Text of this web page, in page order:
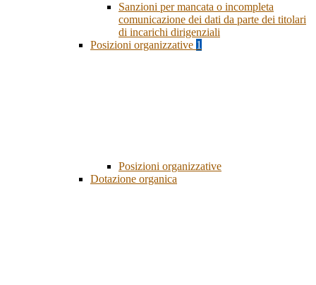
Sanzioni per mancata o incompleta
comunicazione dei dati da parte dei titolari
di incarichi dirigenziali
Posizioni organizzative 1
Posizioni organizzative
Dotazione organica